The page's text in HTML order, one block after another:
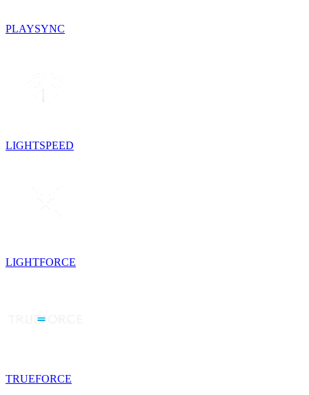
PLAYSYNC
LIGHTSPEED
LIGHTFORCE
TRUEFORCE